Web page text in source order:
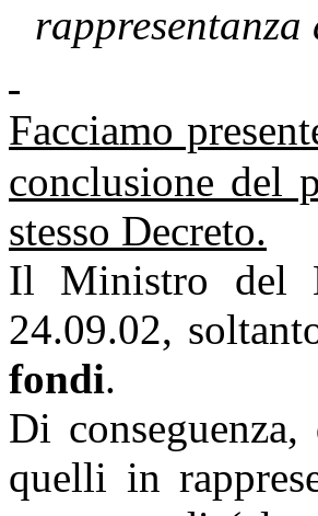
Facciamo
conclusione del
stesso Decreto.
Il Ministro del
24.09.02,
fondi.
Di
quelli in